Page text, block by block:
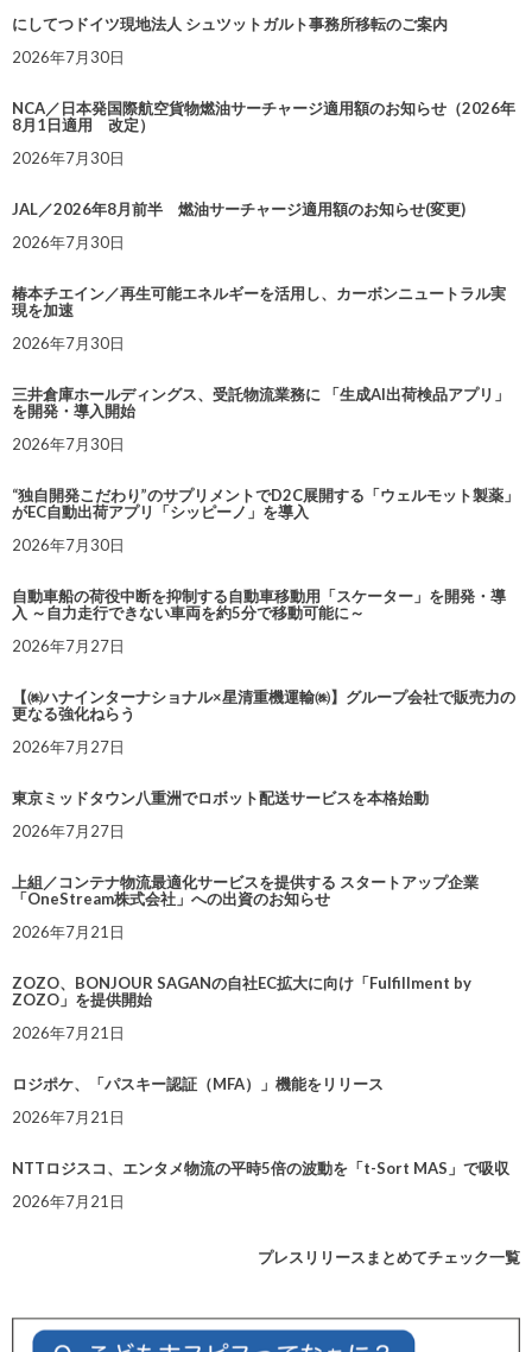
にしてつドイツ現地法人 シュツットガルト事務所移転のご案内
2026年7月30日
NCA／日本発国際航空貨物燃油サーチャージ適用額のお知らせ（2026年
8月1日適用 改定）
2026年7月30日
JAL／2026年8月前半 燃油サーチャージ適用額のお知らせ(変更)
2026年7月30日
椿本チエイン／再生可能エネルギーを活用し、カーボンニュートラル実
現を加速
2026年7月30日
三井倉庫ホールディングス、受託物流業務に 「生成AI出荷検品アプリ」
を開発・導入開始
2026年7月30日
“独自開発こだわり”のサプリメントでD2C展開する「ウェルモット製薬」
がEC自動出荷アプリ「シッピーノ」を導入
2026年7月30日
自動車船の荷役中断を抑制する自動車移動用「スケーター」を開発・導
入 ～自力走行できない車両を約5分で移動可能に～
2026年7月27日
【㈱ハナインターナショナル×星清重機運輸㈱】グループ会社で販売力の
更なる強化ねらう
2026年7月27日
東京ミッドタウン八重洲でロボット配送サービスを本格始動
2026年7月27日
上組／コンテナ物流最適化サービスを提供する スタートアップ企業
「OneStream株式会社」への出資のお知らせ
2026年7月21日
ZOZO、BONJOUR SAGANの自社EC拡大に向け「Fulfillment by
ZOZO」を提供開始
2026年7月21日
ロジポケ、「パスキー認証（MFA）」機能をリリース
2026年7月21日
NTTロジスコ、エンタメ物流の平時5倍の波動を「t-Sort MAS」で吸収
2026年7月21日
プレスリリースまとめてチェック一覧